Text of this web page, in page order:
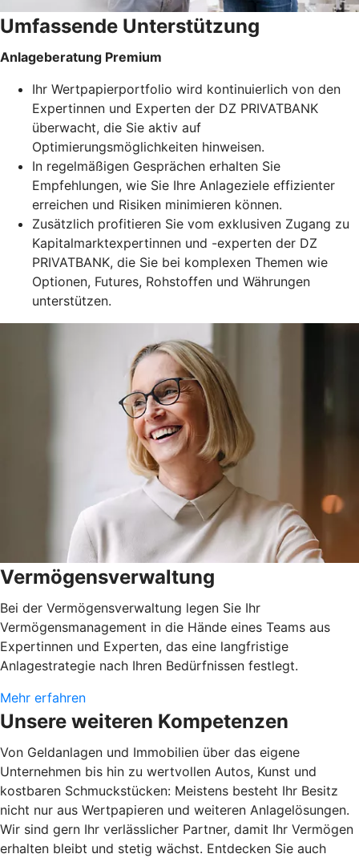
Umfassende Unterstützung
Anlageberatung Premium
Ihr Wertpapierportfolio wird kontinuierlich von den
Expertinnen und Experten der DZ PRIVATBANK
überwacht, die Sie aktiv auf
Optimierungsmöglichkeiten hinweisen.
In regelmäßigen Gesprächen erhalten Sie
Empfehlungen, wie Sie Ihre Anlageziele effizienter
erreichen und Risiken minimieren können.
Zusätzlich profitieren Sie vom exklusiven Zugang zu
Kapitalmarktexpertinnen und -experten der DZ
PRIVATBANK, die Sie bei komplexen Themen wie
Optionen, Futures, Rohstoffen und Währungen
unterstützen.
Vermögensverwaltung
Bei der Vermögensverwaltung legen Sie Ihr
Vermögensmanagement in die Hände eines Teams aus
Expertinnen und Experten, das eine langfristige
Anlagestrategie nach Ihren Bedürfnissen festlegt.
Mehr erfahren
Unsere weiteren Kompetenzen
Von Geldanlagen und Immobilien über das eigene
Unternehmen bis hin zu wertvollen Autos, Kunst und
kostbaren Schmuckstücken: Meistens besteht Ihr Besitz
nicht nur aus Wertpapieren und weiteren Anlagelösungen.
Wir sind gern Ihr verlässlicher Partner, damit Ihr Vermögen
erhalten bleibt und stetig wächst. Entdecken Sie auch